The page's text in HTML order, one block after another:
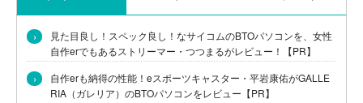
›
見た目良し！スペック良し！なサイコムのBTOパソコンを、女性
自作erでもあるストリーマー・つつまるがレビュー！【PR】
›
自作erも納得の性能！eスポーツキャスター・平岩康佑がGALLE
RIA（ガレリア）のBTOパソコンをレビュー【PR】